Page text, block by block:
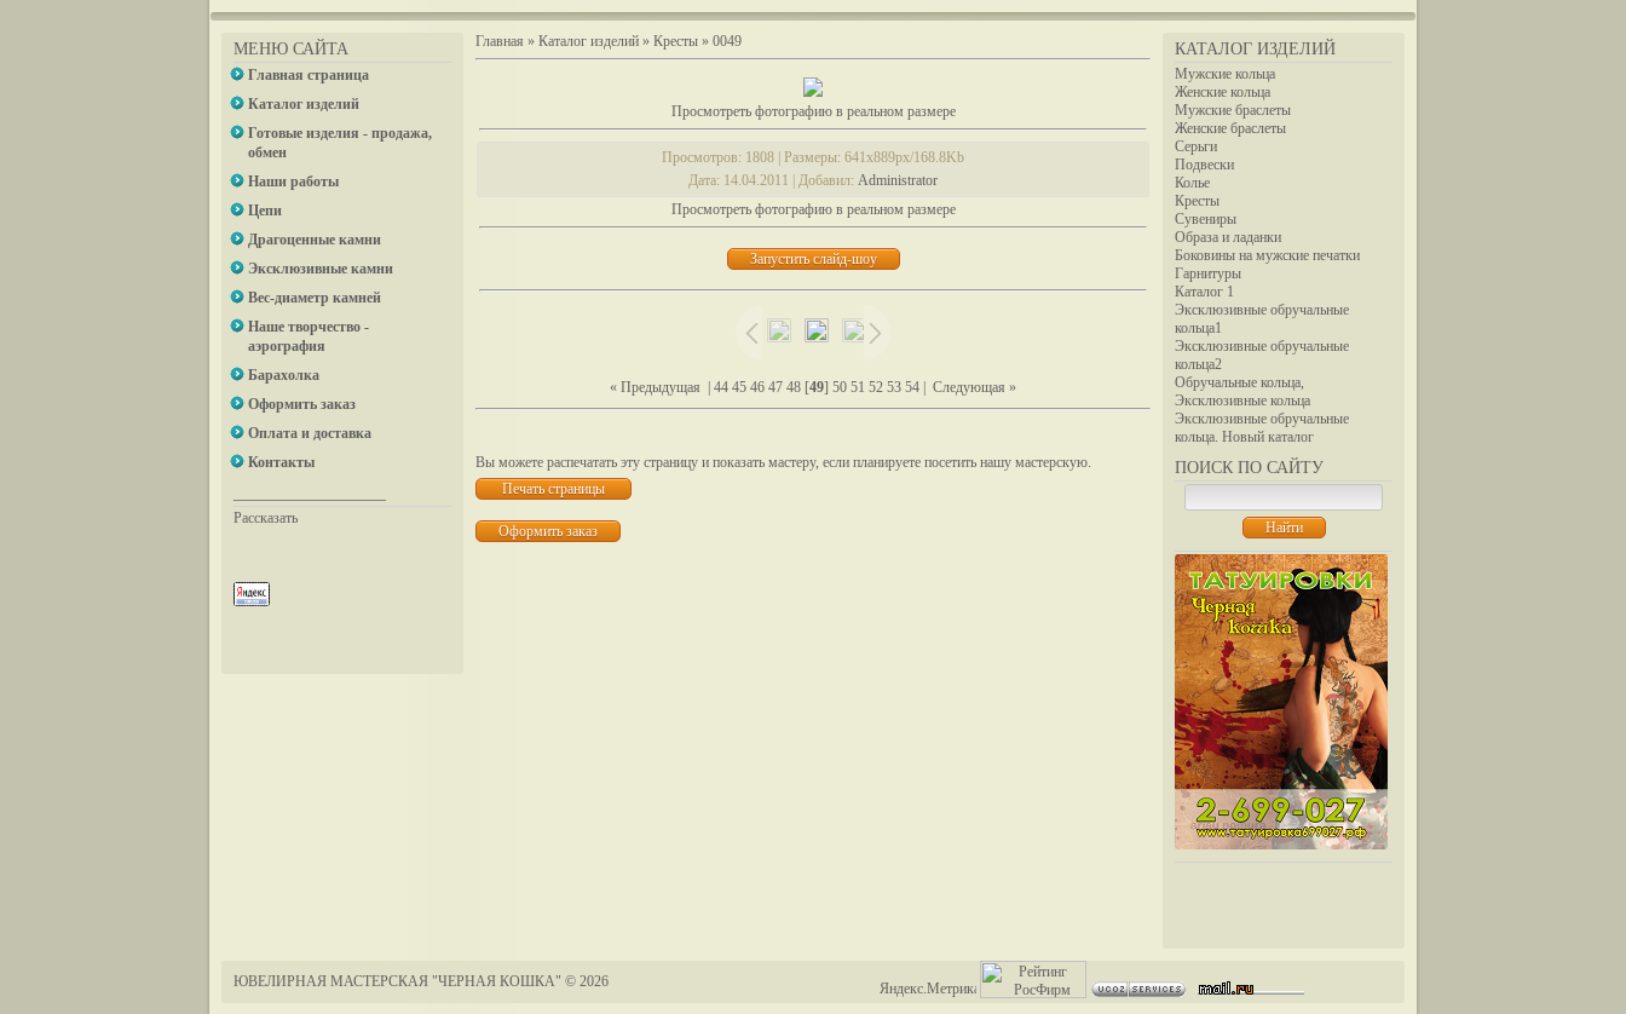
МЕНЮ САЙТА
Главная страница
Каталог изделий
Готовые изделия - продажа,
обмен
Наши работы
Цепи
Драгоценные камни
Эксклюзивные камни
Вес-диаметр камней
Наше творчество -
аэрография
Барахолка
Оформить заказ
Оплата и доставка
Контакты
Рассказать
КАТАЛОГ ИЗДЕЛИЙ
Мужские кольца
Женские кольца
Мужские браслеты
Женские браслеты
Серьги
Подвески
Колье
Кресты
Сувениры
Образа и ладанки
Боковины на мужские печатки
Гарнитуры
Каталог 1
Эксклюзивные обручальные
кольца1
Эксклюзивные обручальные
кольца2
Обручальные кольца,
Эксклюзивные кольца
Эксклюзивные обручальные
кольца. Новый каталог
ПОИСК ПО САЙТУ
Главная » Каталог изделий » Кресты » 0049
Просмотреть фотографию в реальном размере
Просмотров: 1808 | Размеры: 641x889px/168.8Kb
Дата: 14.04.2011 | Добавил: Administrator
Просмотреть фотографию в реальном размере
« Предыдущая 44 45 46 47 48 [49] 50 51 52 53 54 Следующая »
Вы можете распечатать эту страницу и показать мастеру, если планируете посетить нашу мастерскую.
ЮВЕЛИРНАЯ МАСТЕРСКАЯ "ЧЕРНАЯ КОШКА" © 2026